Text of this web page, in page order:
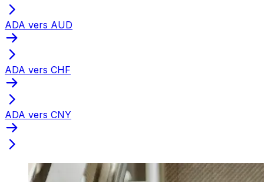
ADA vers AUD
ADA vers CHF
ADA vers CNY